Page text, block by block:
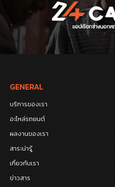
GENERAL
บริการของเรา
อะไหล่รถยนต์
ผลงานของเรา
สาระน่ารู้
เกี่ยวกับเรา
ข่าวสาร